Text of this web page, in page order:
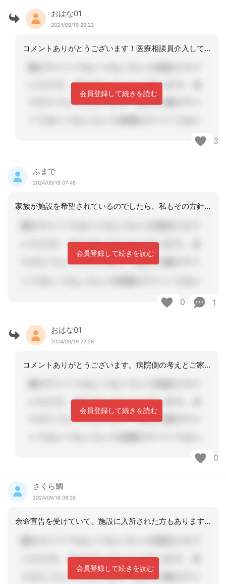
おはな01
2024/09/19 22:22
コメントありがとうございます！医療相談員介入しています。相談員、家族が私への連絡
会員登録して続きを読む
3
ふまで
2024/09/18 07:48
家族が施設を希望されているのでしたら、私もその方針で良いと思います在宅看取りにつ
会員登録して続きを読む
0 1
おはな01
2024/09/19 22:28
コメントありがとうございます。病院側の考えとご家族の意向が違っていることがわかり
会員登録して続きを読む
0
さくら鯛
2024/09/18 08:28
余命宣告を受けていて、施設に入所された方もあります。その方は、最期は自宅に帰って
会員登録して続きを読む